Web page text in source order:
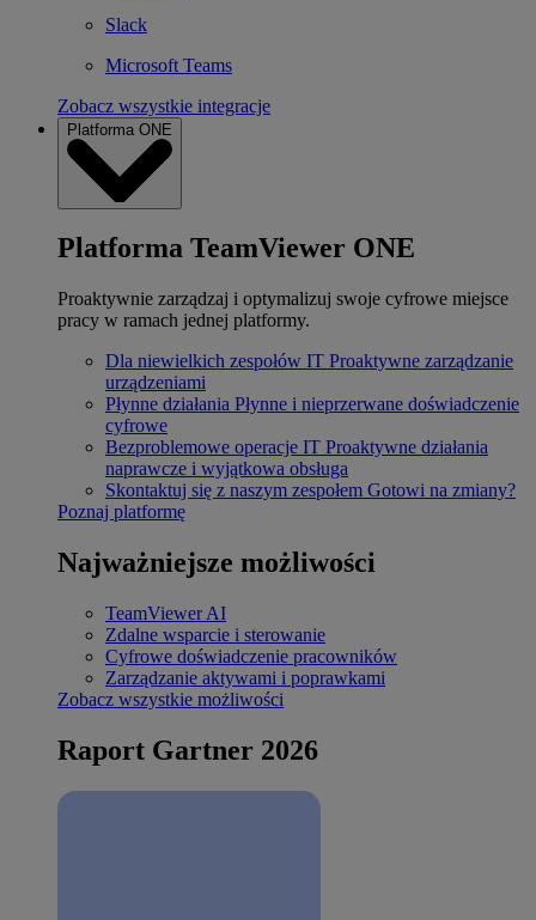
Slack
Microsoft Teams
Zobacz wszystkie integracje
Platforma ONE
Platforma TeamViewer ONE
Proaktywnie zarządzaj i optymalizuj swoje cyfrowe miejsce
pracy w ramach jednej platformy.
Dla niewielkich zespołów IT Proaktywne zarządzanie
urządzeniami
Płynne działania Płynne i nieprzerwane doświadczenie
cyfrowe
Bezproblemowe operacje IT Proaktywne działania
naprawcze i wyjątkowa obsługa
Skontaktuj się z naszym zespołem Gotowi na zmiany?
Poznaj platformę
Najważniejsze możliwości
TeamViewer AI
Zdalne wsparcie i sterowanie
Cyfrowe doświadczenie pracowników
Zarządzanie aktywami i poprawkami
Zobacz wszystkie możliwości
Raport Gartner 2026